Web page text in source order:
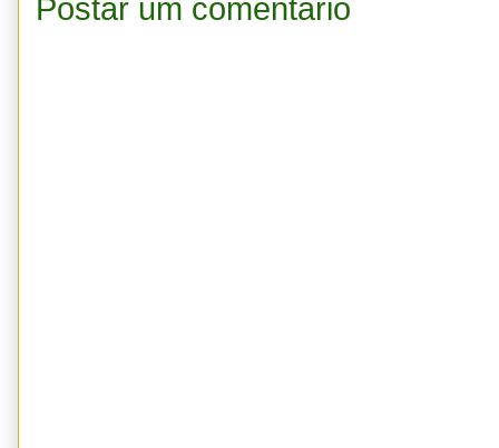
Postar um comentário